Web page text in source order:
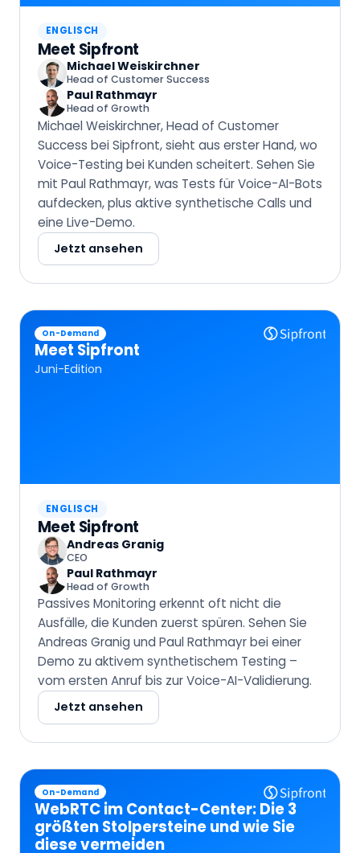
ENGLISCH
Meet Sipfront
Michael Weiskirchner
Head of Customer Success
Paul Rathmayr
Head of Growth
Michael Weiskirchner, Head of Customer
Success bei Sipfront, sieht aus erster Hand, wo
Voice-Testing bei Kunden scheitert. Sehen Sie
mit Paul Rathmayr, was Tests für Voice-AI-Bots
aufdecken, plus aktive synthetische Calls und
eine Live-Demo.
Jetzt ansehen
On-Demand
Meet Sipfront
Juni-Edition
ENGLISCH
Meet Sipfront
Andreas Granig
CEO
Paul Rathmayr
Head of Growth
Passives Monitoring erkennt oft nicht die
Ausfälle, die Kunden zuerst spüren. Sehen Sie
Andreas Granig und Paul Rathmayr bei einer
Demo zu aktivem synthetischem Testing –
vom ersten Anruf bis zur Voice-AI-Validierung.
Jetzt ansehen
On-Demand
WebRTC im Contact-Center: Die 3
größten Stolpersteine und wie Sie
diese vermeiden